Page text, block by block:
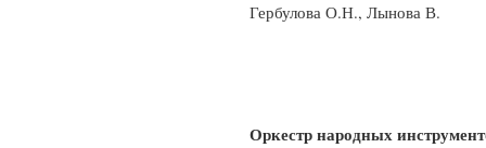
Гербулова О.Н., Лынова В.
Оркестр народных